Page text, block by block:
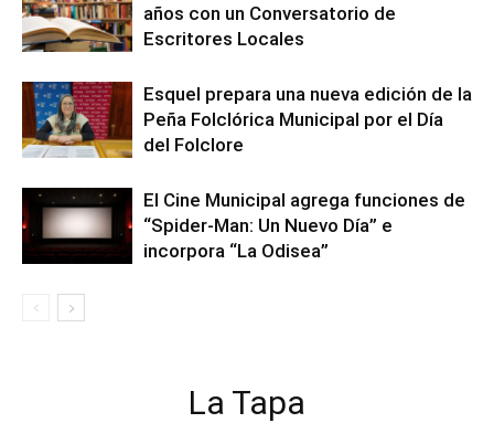
años con un Conversatorio de
Escritores Locales
Esquel prepara una nueva edición de la
Peña Folclórica Municipal por el Día
del Folclore
El Cine Municipal agrega funciones de
“Spider-Man: Un Nuevo Día” e
incorpora “La Odisea”
La Tapa